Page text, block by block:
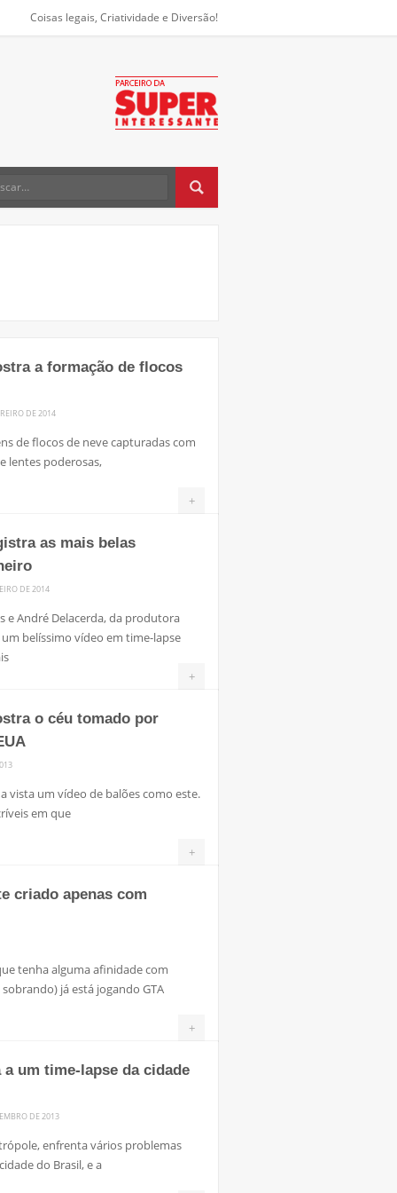
Coisas legais, Criatividade e Diversão!
a formação de flocos
DE 2014
de flocos de neve capturadas com
lentes poderosas,
+
as mais belas
DE 2014
e André Delacerda, da produtora
belíssimo vídeo em time-lapse
+
o céu tomado por
vista um vídeo de balões como este.
em que
+
criado apenas com
tenha alguma afinidade com
já está jogando GTA
+
um time-lapse da cidade
DE 2013
enfrenta vários problemas
do Brasil, e a